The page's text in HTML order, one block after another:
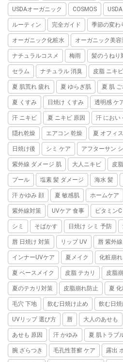
USDAオーガニック COSMOS USDA
ルーティン 完全ガイド 季節の変わ
オーガニック化粧水 オーガニック美容
ナチュラルコスメ 梅雨 髪のうねり
セラム ナチュラル 消臭 皮脂 ニキ
夏 肌荒れ 疲れ 夏 ゆらぎ肌 夏 肌
夏 くすみ 日焼け くすみ 透明感 ケ
汗 ニキビ 夏 ニキビ 原因 汗 におい
隠れ乾燥 エアコン 乾燥 夏 オフィ
日焼け後 シミ ケア アフターサン シ
紫外線 ダメージ 肌 大人ニキビ 皮
プール 塩素 髪 ダメージ 海水 髪
汗 かゆみ 顔 夏 敏感肌 ホームケア
紫外線対策 UVケア 食事 ビタミン
シミ そばかす 日焼け シミ 予防
唇 日焼け 対策 リップ UV 唇 紫外線
インナーUVケア 夏メイク 化粧崩れ
夏 ベースメイク 皮脂 テカリ 皮脂
夏のテカリ対策 皮脂崩れ防止 夏
毛穴 下地 飲む日焼け止め 飲む日
UVリップ 選び方 唇 大人のあせも
あせも 原因 汗 かゆみ 夏 肌トラブ
腕 ざらつき 毛孔性苔癬 ケア 露出